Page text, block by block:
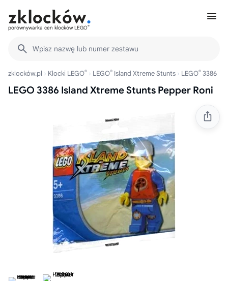
porównywarka cen klocków LEGO®
Wpisz nazwę lub numer zestawu
zklocków.pl Klocki LEGO® LEGO® Island Xtreme Stunts LEGO® 3386
LEGO 3386 Island Xtreme Stunts Pepper Roni